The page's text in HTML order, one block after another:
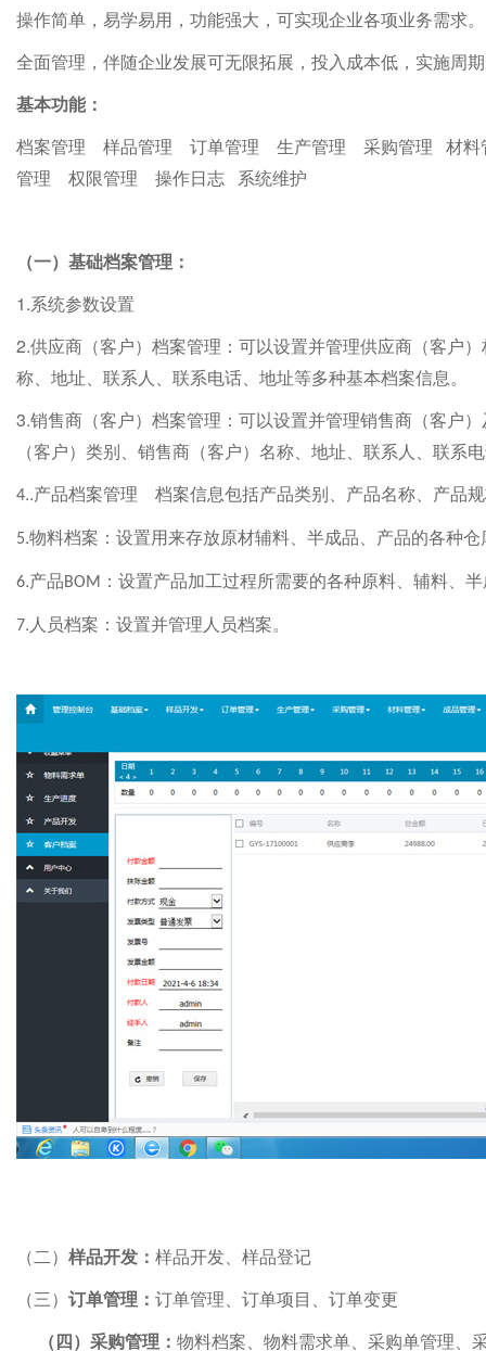
操作简单，易学易用，功能强大，可实现企业各项业务需求。
全面管理，伴随企业发展可无限拓展，投入成本低，实施周
基本功能：
档案管理 样品管理 订单管理 生产管理 采购管理
材料
管理
权限管理 操作日志 系统维护
（一）基础档案管理：
1.系统参数设置
2.供应商（客户）档案管理：可以设置并管理供应商（客户）
称、地址、联系人、联系电话、地址等多种基本档案信息。
3.销售商（客户）档案管理：可以设置并管理销售商（客户
（客户）类别、销售商（客户）名称、地址、联系人、联
4..产品档案管理 档案信息包括产品类别、产品名称、产品
5.物料档案：设置用来存放原材辅料、半成品、产品的各种
6.产品BOM ：设置产品加工过程所需要的各种原料、辅料
7. 人员档案：设置并管理人员档案。
（二） 样品开发： 样品开发、样品登记
（三） 订单管理： 订单管理、订单项目、订单变更
（四） 采购管理： 物料档案、物料需求单、采购单管理、